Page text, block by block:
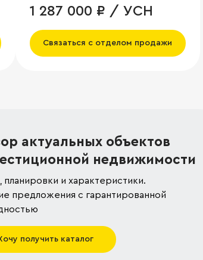
1 287 000 ₽ / УСН
Связаться с отделом продажи
актуальных объектов
недвижимости
планировки и характеристики.
предложения с гарантированной
получить каталог